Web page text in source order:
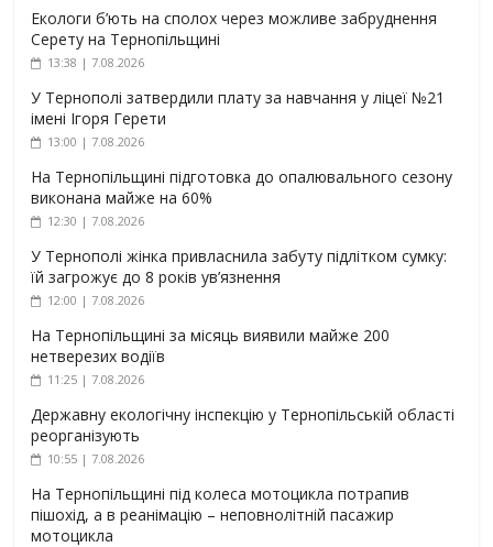
Екологи б’ють на сполох через можливе забруднення
Серету на Тернопільщині
13:38 | 7.08.2026
У Тернополі затвердили плату за навчання у ліцеї №21
імені Ігоря Герети
13:00 | 7.08.2026
На Тернопільщині підготовка до опалювального сезону
виконана майже на 60%
12:30 | 7.08.2026
У Тернополі жінка привласнила забуту підлітком сумку:
їй загрожує до 8 років ув’язнення
12:00 | 7.08.2026
На Тернопільщині за місяць виявили майже 200
нетверезих водіїв
11:25 | 7.08.2026
Державну екологічну інспекцію у Тернопільській області
реорганізують
10:55 | 7.08.2026
На Тернопільщині під колеса мотоцикла потрапив
пішохід, а в реанімацію – неповнолітній пасажир
мотоцикла